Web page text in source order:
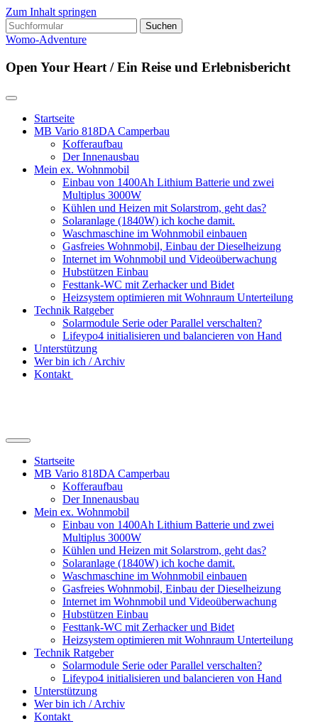
Zum Inhalt springen
Suchen
nach:
Womo-Adventure
Open Your Heart / Ein Reise und Erlebnisbericht
Startseite
MB Vario 818DA Camperbau
Kofferaufbau
Der Innenausbau
Mein ex. Wohnmobil
Einbau von 1400Ah Lithium Batterie und zwei
Multiplus 3000W
Kühlen und Heizen mit Solarstrom, geht das?
Solaranlage (1840W) ich koche damit.
Waschmaschine im Wohnmobil einbauen
Gasfreies Wohnmobil, Einbau der Dieselheizung
Internet im Wohnmobil und Videoüberwachung
Hubstützen Einbau
Festtank-WC mit Zerhacker und Bidet
Heizsystem optimieren mit Wohnraum Unterteilung
Technik Ratgeber
Solarmodule Serie oder Parallel verschalten?
Lifeypo4 initialisieren und balancieren von Hand
Unterstützung
Wer bin ich / Archiv
Kontakt
Suchfeld
ein-/ausblenden
Startseite
MB Vario 818DA Camperbau
Kofferaufbau
Der Innenausbau
Mein ex. Wohnmobil
Einbau von 1400Ah Lithium Batterie und zwei
Multiplus 3000W
Kühlen und Heizen mit Solarstrom, geht das?
Solaranlage (1840W) ich koche damit.
Waschmaschine im Wohnmobil einbauen
Gasfreies Wohnmobil, Einbau der Dieselheizung
Internet im Wohnmobil und Videoüberwachung
Hubstützen Einbau
Festtank-WC mit Zerhacker und Bidet
Heizsystem optimieren mit Wohnraum Unterteilung
Technik Ratgeber
Solarmodule Serie oder Parallel verschalten?
Lifeypo4 initialisieren und balancieren von Hand
Unterstützung
Wer bin ich / Archiv
Kontakt